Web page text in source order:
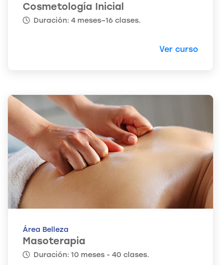
Cosmetología Inicial
Duración: 4 meses–16 clases.
Ver curso
Área Belleza
Masoterapia
Duración: 10 meses - 40 clases.